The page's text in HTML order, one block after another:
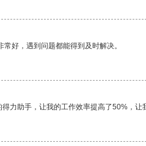
好，遇到问题都能得到及时解决。
力助手，让我的工作效率提高了50%，让